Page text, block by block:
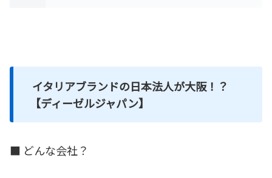
イタリアブランドの日本法人が大阪！？
【ディーゼルジャパン】
■ どんな会社？